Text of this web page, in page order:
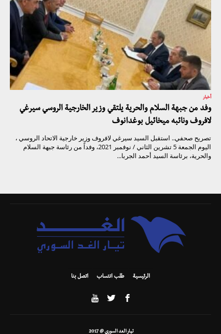
أخبار
وفد من جبهة السلام والحرية يلتقي وزير الخارجية الروسي سيرغي
لافروف ونائبه ميخائيل بوغدانوف
تصريح صحفي.. استقبل السيد سيرغي لافروف وزير خارجية الاتحاد الروسي ،
اليوم الجمعة 5 تشرين الثاني / نوفمبر 2021، وفداً من رئاسة جبهة السلام
والحرية، برئاسة السيد أحمد الجربا...
الرئيسية طلب انتساب اتصل بنا
تيار الغد السوري @ 2017